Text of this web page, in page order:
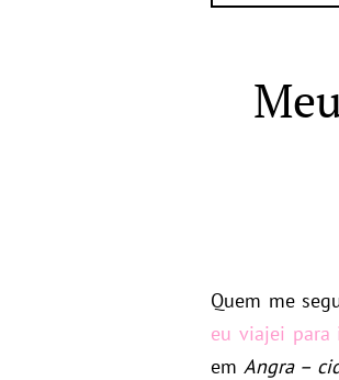
Quem me
eu viajei para
em Angra –